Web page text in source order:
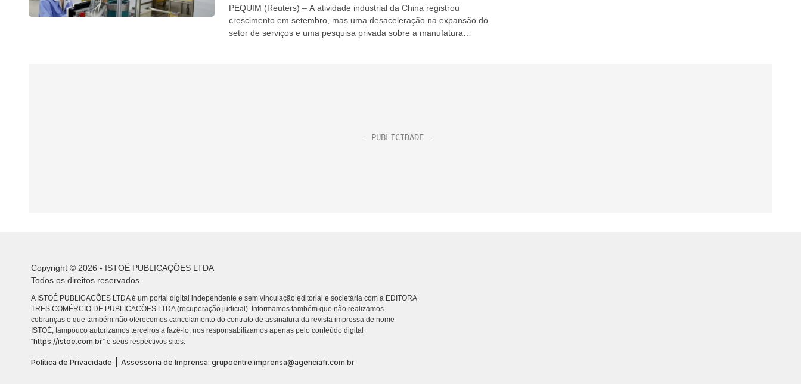
PEQUIM (Reuters) – A atividade industrial da China registrou
crescimento em setembro, mas uma desaceleração na expansão do
setor de serviços e uma pesquisa privada sobre a manufatura
Copyright © 2026 - ISTOÉ PUBLICAÇÕES LTDA
Todos os direitos reservados.
A ISTOÉ PUBLICAÇÕES LTDA é um portal digital independente e sem vinculação editorial e societária com a EDITORA
TRES COMÉRCIO DE PUBLICACÕES LTDA (recuperação judicial). Informamos também que não realizamos
cobranças e que também não oferecemos cancelamento do contrato de assinatura da revista impressa de nome
ISTOÉ, tampouco autorizamos terceiros a fazê-lo, nos responsabilizamos apenas pelo conteúdo digital
“https://istoe.com.br” e seus respectivos sites.
Política de Privacidade Assessoria de Imprensa: grupoentre.imprensa@agenciafr.com.br